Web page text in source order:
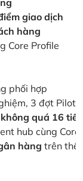
giao dịch
hàng
Core Profile
phối hợp
3 đợt Pilot
không quá 16
hub cùng
hàng trên thế